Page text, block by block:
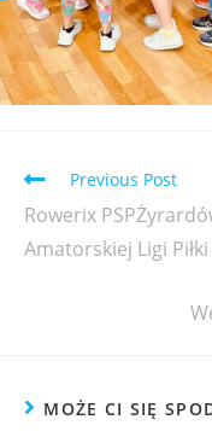
Previous Post
Rowerix
Amatorskiej Ligi
MOŻE CI SIĘ